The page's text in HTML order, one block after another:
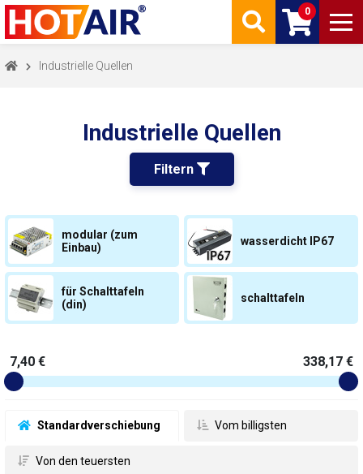
0
Industrielle Quellen
Industrielle Quellen
Filtern
modular (zum
Einbau)
wasserdicht IP67
für Schalttafeln
(din)
schalttafeln
Standardverschiebung Vom billigsten
Von den teuersten
7,40 € 338,17 €